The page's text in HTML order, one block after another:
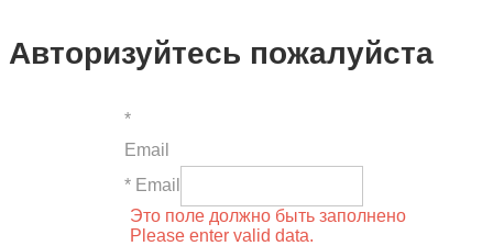
Авторизуйтесь пожалуйста
*
Email
* Email
Это поле должно быть заполнено
Please enter valid data.